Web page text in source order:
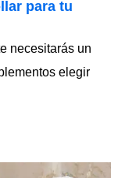
para tu
necesitarás un
elegir